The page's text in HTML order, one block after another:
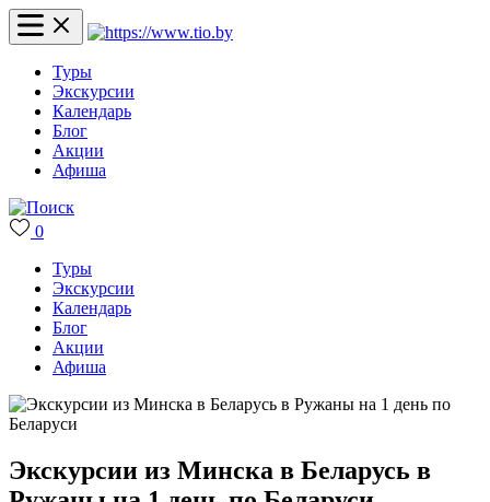
Туры
Экскурсии
Календарь
Блог
Акции
Афиша
0
Туры
Экскурсии
Календарь
Блог
Акции
Афиша
Экскурсии из Минска в Беларусь в